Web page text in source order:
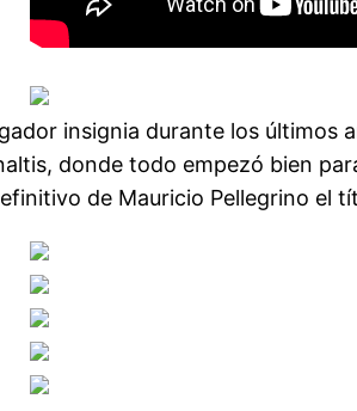
insignia durante los últimos
donde todo empezó bien
de Mauricio Pellegrino el